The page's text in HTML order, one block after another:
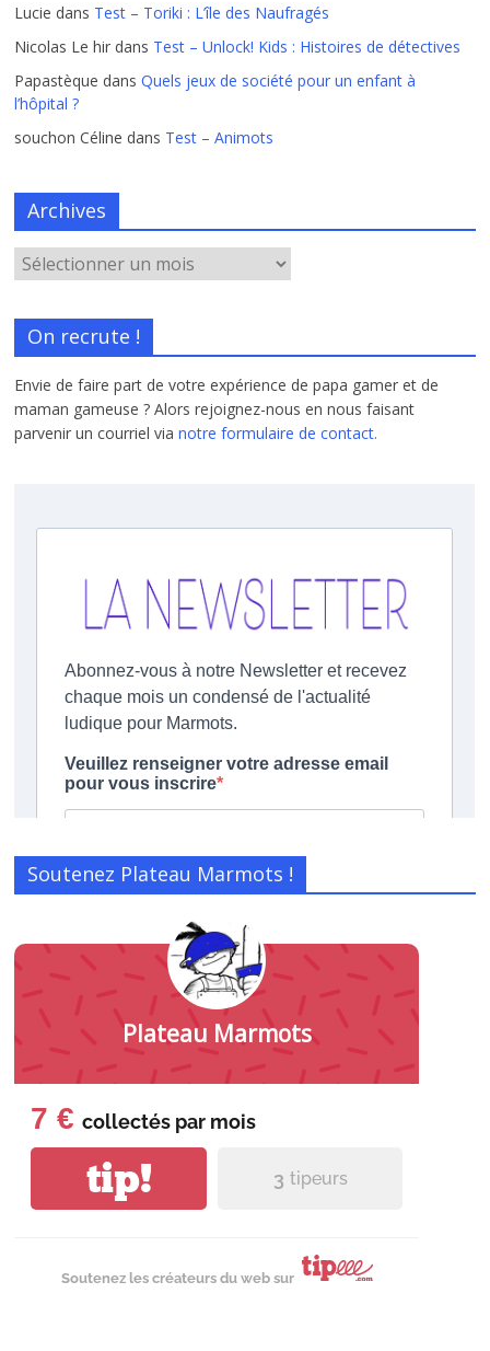
Lucie dans Test – Toriki : L’île des Naufragés
Nicolas Le hir dans Test – Unlock! Kids : Histoires de détectives
Papastèque dansQuels jeux de société pour un enfant à
l’hôpital ?
souchon Céline dans Test – Animots
Archives
On recrute !
Envie de faire part de votre expérience de papa gamer et de
maman gameuse ? Alors rejoignez-nous en nous faisant
parvenir un courriel vianotre formulaire de contact.
Soutenez Plateau Marmots !
Plateau Marmots
7 € collectés par mois
tip! 3 tipeurs
Soutenez les créateurs du web sur